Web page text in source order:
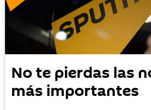
No te pierdas las
más importantes